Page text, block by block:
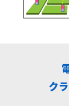
ク